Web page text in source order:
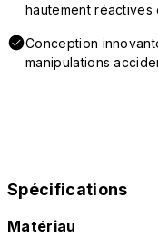
hautement réactives
Conception
manipulations
Spécifications
Matériau